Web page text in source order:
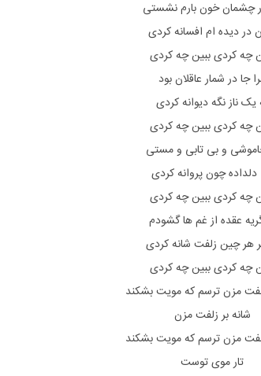
چشمان خون بارم نشستی
در دیده ام افسانه کردی
چه کردی ببین چه کردی
جا در شمار عاقلان بود
یک ناز نگه دیوانه کردی
چه کردی ببین چه کردی
و بی تابی و مستی
دلداده چون پروانه کردی
چه کردی ببین چه کردی
عقده از غم ها گشودم
هر چین زلفت شانه کردی
چه کردی ببین چه کردی
مزن ترسم که مویت بشکند
شانه بر زلفت مزن
مزن ترسم که مویت بشکند
تار موی توست